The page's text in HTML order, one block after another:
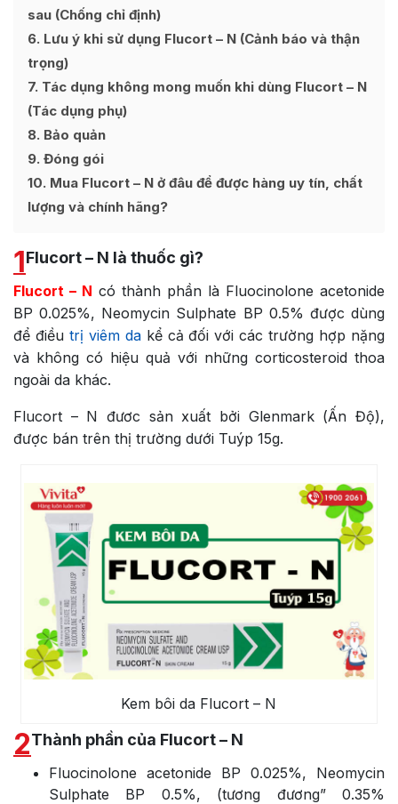
sau (Chống chỉ định)
6 Lưu ý khi sử dụng Flucort – N (Cảnh báo và thận
trọng)
7 Tác dụng không mong muốn khi dùng Flucort – N
(Tác dụng phụ)
8 Bảo quản
9 Đóng gói
10 Mua Flucort – N ở đâu để được hàng uy tín, chất
lượng và chính hãng?
1Flucort – N là thuốc gì?
Flucort – N có thành phần là Fluocinolone acetonide
BP 0.025%, Neomycin Sulphate BP 0.5% được dùng
để điều trị viêm dakể cả đối với các trường hợp nặng
và không có hiệu quả với những corticosteroid thoa
ngoài da khác.
Flucort – N đươc sản xuất bởi Glenmark (Ấn Độ),
được bán trên thị trường dưới Tuýp 15g.
Kem bôi da Flucort – N
2Thành phần của Flucort – N
Fluocinolone acetonide BP 0.025%, Neomycin
Sulphate BP 0.5%, (tương đương” 0.35%